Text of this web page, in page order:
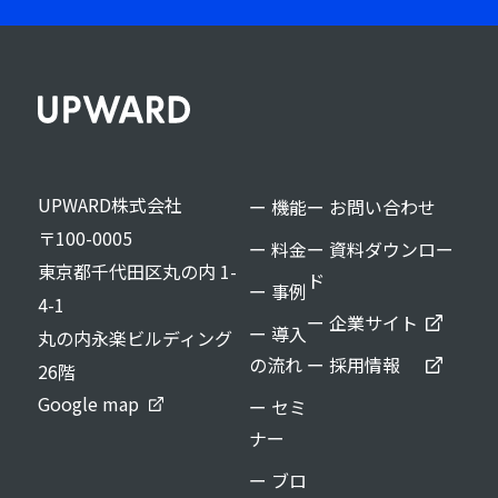
UPWARD株式会社
〒100-0005
東京都千代田区丸の内 1-
4-1
丸の内永楽ビルディング
26階
Google map
ー 機能
ー 料金
ー 事例
ー 導入
の流れ
ー セミ
ナー
ー ブロ
ー お問い合わせ
ー 資料ダウンロー
ド
ー 企業サイト
ー 採用情報